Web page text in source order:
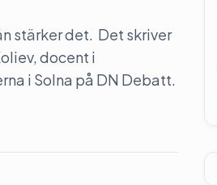
stärker det. Det skriver
docent i
i Solna på DN Debatt.